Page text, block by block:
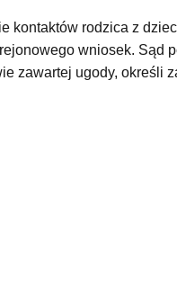
kontaktów rodzica z
wniosek. Sąd
zawartej ugody, określi